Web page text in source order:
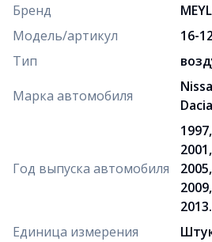
Бренд
Модель/артикул
16-
Тип
Марка автомобиля
Dacia
Год выпуска автомобиля
Единица измерения